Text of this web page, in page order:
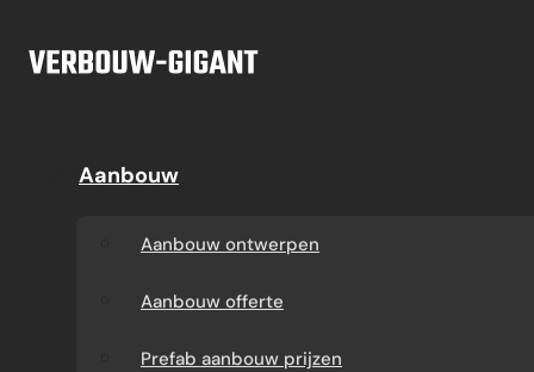
Aanbouw
Aanbouw offerte
Prefab aanbouw
Aanbouw
Aanbouw ontwerpen
Aanbouw offerte
Prefab aanbouw prijzen